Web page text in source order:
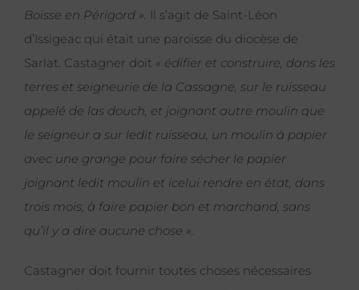
Boisse en Périgord ». Il s’agit de Saint-Léon
d’Issigeac qui était une paroisse du diocèse de
Sarlat. Castagner doit « édifier et construire, dans les
terres et seigneurie de la Cassagne, sur le ruisseau
appelé de las douch, et joignant autre moulin que
le seigneur a sur ledit ruisseau, un moulin à papier
avec une grange pour faire sécher le papier
joignant ledit moulin et icelui rendre en état, dans
trois mois, à faire papier bon et marchand, sans
qu’il y a dire aucune chose ».
Castagner doit fournir toutes choses nécessaires